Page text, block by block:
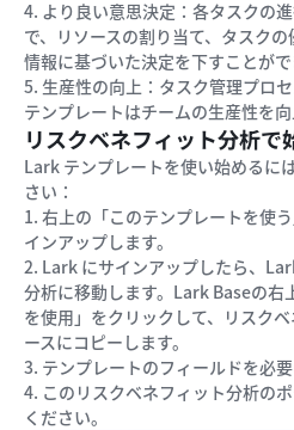
4. より良い意思決定：各タスクの
で、リソースの割り当て、タスク
情報に基づいた決定を下すことがで
5. 生産性の向上：タスク管理プロ
テンプレートはチームの生産性を向
リスクベネフィット分析で
Lark テンプレートを使い始めるに
さい：
1. 右上の「このテンプレートを使
インアップします。
2. Lark にサインアップしたら、
分析に移動します。Lark Baseの右
を使用」をクリックして、リスク
ースにコピーします。
3. テンプレートのフィールドを必要
4. このリスクベネフィット分析の
ください。